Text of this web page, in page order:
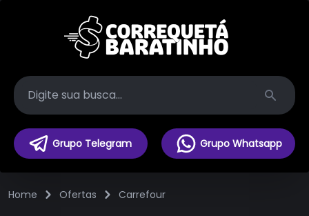
Search
Grupo Telegram Grupo Whatsapp
Home Ofertas Carrefour